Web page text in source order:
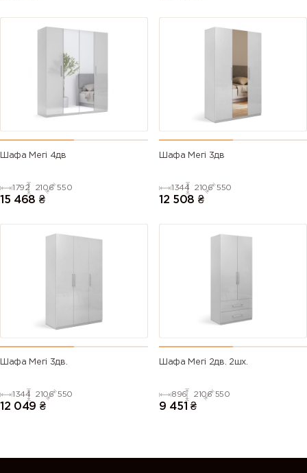
Шафа Мегі 4дв
1792 2106 550
15 468 ₴
Шафа Мегі 3дв
1344 2106 550
12 508 ₴
Шафа Мегі 3дв.
1344 2106 550
12 049 ₴
Шафа Мегі 2дв. 2шх.
896 2106 550
9 451 ₴